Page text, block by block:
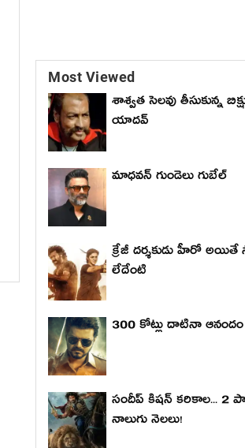
Most Viewed
శాశ్వత సెలవు తీసుకున్న
యాదవ్
మాధ‌వ‌న్ గుండెలు గుబేల్‌
క్రేజీ దర్శకుడు హీరో
లేదేంటి
300 కోట్లు దాటినా
సందీప్ కిషన్ కరికాల... 2
నాలుగు నెలలు!